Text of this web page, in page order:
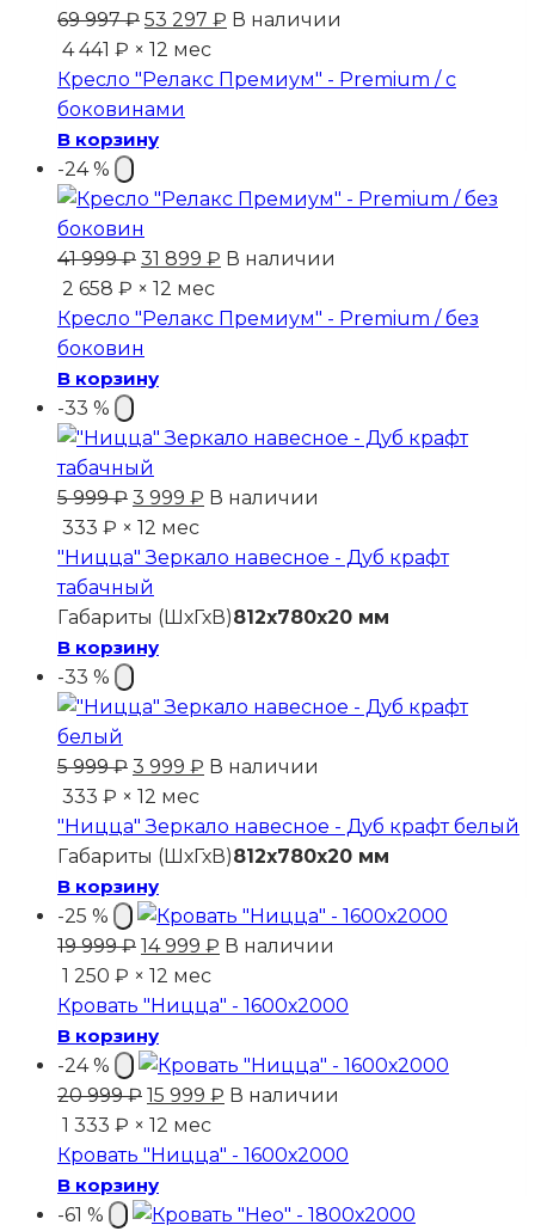
69 997₽ Первоначальная
цена
составляла
69
997 ₽.
53 297 ₽ Текущая
53
В наличии
4 441 ₽ × 12 мес
Кресло "Релакс Премиум" - Premium / с
боковинами
В корзину
-24 %
41 999₽ Первоначальная
цена
составляла
41
999 ₽.
31 899 ₽ Текущая
31
В наличии
2 658 ₽ × 12 мес
Кресло "Релакс Премиум" - Premium / без
боковин
В корзину
-33 %
5 999₽ Первоначальная
цена
составляла
5
999 ₽.
3 999 ₽ Текущая
3
В наличии
333 ₽ × 12 мес
"Ницца" Зеркало навесное - Дуб крафт
табачный
Габариты (ШхГхВ)812x780x20 мм
В корзину
-33 %
5 999₽ Первоначальная
цена
составляла
5
999 ₽.
3 999 ₽ Текущая
3
999 ₽.
В наличии
333 ₽ × 12 мес
"Ницца" Зеркало навесное - Дуб крафт белый
Габариты (ШхГхВ)812x780x20 мм
В корзину
-25 %
19 999₽ Первоначальная
цена
составляла
19
999 ₽.
14 999 ₽ Текущая
14
В наличии
1 250 ₽ × 12 мес
Кровать "Ницца" - 1600х2000
В корзину
-24 %
20 999₽ Первоначальная
цена
составляла
20
999 ₽.
15 999 ₽ Текущая
15
В наличии
1 333 ₽ × 12 мес
Кровать "Ницца" - 1600х2000
В корзину
-61 %